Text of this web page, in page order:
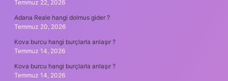
Temmuz 22, 2026
Adana Reale hangi dolmus gider ?
Temmuz 20, 2026
Kova burcu hangi burçlarla anlaşır ?
Temmuz 14, 2026
Kova burcu hangi burçlarla anlaşır ?
Temmuz 14, 2026